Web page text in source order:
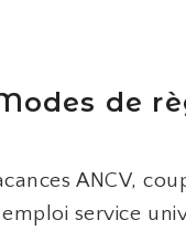
de
ANCV,
emploi service